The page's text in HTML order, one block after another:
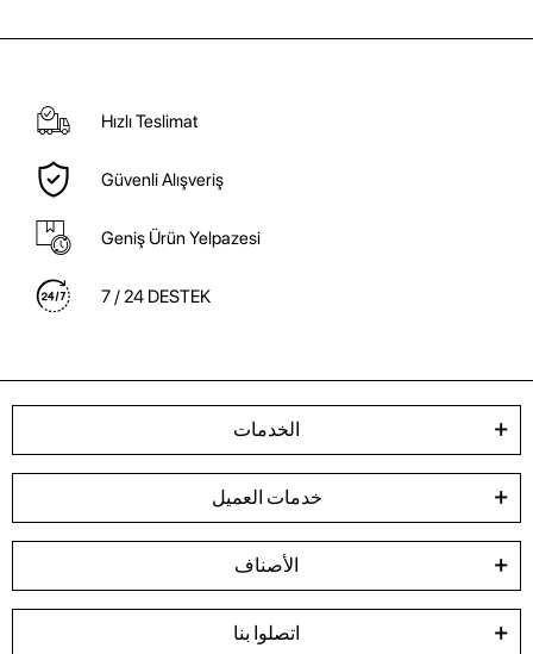
Hızlı Teslimat
Güvenli Alışveriş
Geniş Ürün Yelpazesi
7 / 24 DESTEK
الخدمات
خدمات العميل
الأصناف
اتصلوا بنا